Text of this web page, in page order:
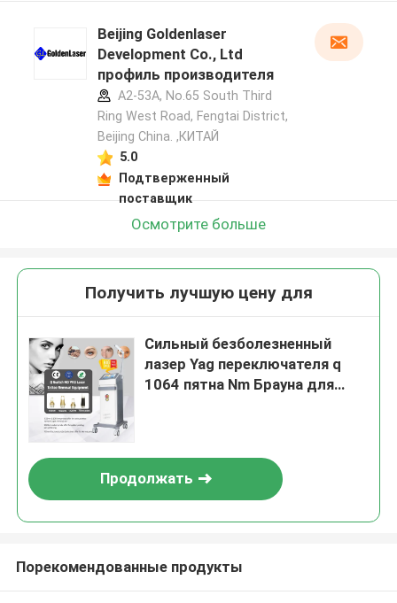
Beijing Goldenlaser
Development Co., Ltd
профиль производителя
A2-53A, No.65 South Third
Ring West Road, Fengtai District,
Beijing China. ,КИТАЙ
5.0
Подтверженный
поставщик
Осмотрите больше
Получить лучшую цену для
Сильный безболезненный
лазер Yag переключателя q
1064 пятна Nm Брауна для
Продолжать
Порекомендованные продукты